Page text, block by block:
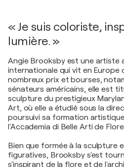
« Je suis coloriste,
lumière. »
Angie Brooksby est une artiste
internationale qui vit en Europe
nombreux prix et bourses,
sénateurs américains, elle est
sculpture du prestigieux
Art, où elle a étudié sous la
poursuivi sa formation
l'Accademia di Belle Arti de
Bien que formée à la sculpture
figuratives, Brooksby s'est
s'inspirant de la flore et de